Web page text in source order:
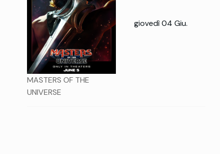
MASTERS OF THE
UNIVERSE
giovedì 04 Giu.